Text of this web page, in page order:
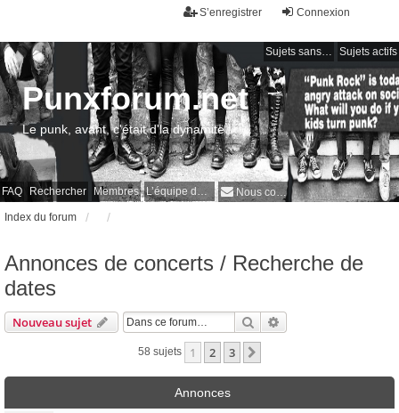
Connexion
S’enregistrer
Sujets sans réponse Sujets actifs
FAQ Rechercher Membres L’équipe du forum Nous contacter
Punxforum.net
Le punk, avant, c'était d'la dynamite !
Index du forum
Annonces de concerts / Recherche de
dates
Nouveau sujet Rechercher
58 sujets 1 2 3
Annonces